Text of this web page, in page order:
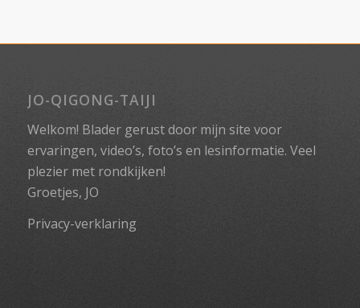
JO-QIGONG-TAIJI
Welkom! Blader gerust door mijn site voor
ervaringen, video’s, foto’s en lesinformatie. Veel
plezier met rondkijken!
Groetjes, JO
Privacy-verklaring